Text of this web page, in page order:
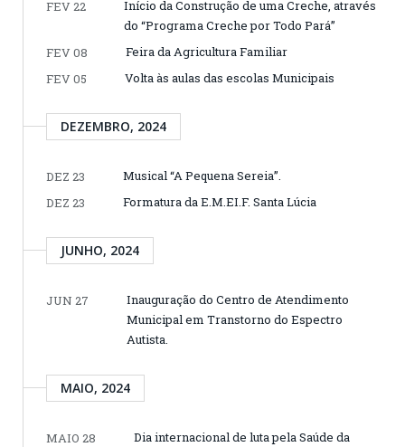
FEV 22
Início da Construção de uma Creche, através
do “Programa Creche por Todo Pará”
FEV 08
Feira da Agricultura Familiar
FEV 05
Volta às aulas das escolas Municipais
DEZEMBRO, 2024
DEZ 23
Musical “A Pequena Sereia”.
DEZ 23
Formatura da E.M.EI.F. Santa Lúcia
JUNHO, 2024
JUN 27
Inauguração do Centro de Atendimento
Municipal em Transtorno do Espectro
Autista.
MAIO, 2024
MAIO 28
Dia internacional de luta pela Saúde da